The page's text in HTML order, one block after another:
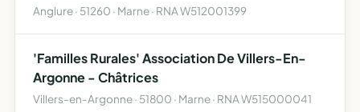
Anglure · 51260 · Marne · RNA W512001399
'Familles Rurales' Association De Villers-En-
Argonne - Châtrices
Villers-en-Argonne · 51800 · Marne · RNA W515000041